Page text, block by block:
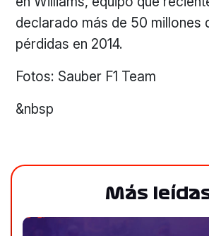
declarado más de 50 millones
pérdidas en 2014.
Fotos: Sauber F1 Team
&nbsp
Más